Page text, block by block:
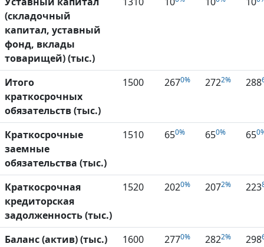
(складочный
капитал, уставный
фонд, вклады
товарищей) (тыс.)
Итого
краткосрочных
обязательств (тыс.)
1500 2670% 2722% 288
Краткосрочные
заемные
обязательства (тыс.)
1510 650% 650% 65
Краткосрочная
кредиторская
задолженность (тыс.)
1520 2020% 2072% 223
Баланс (актив) (тыс.) 1600 2770% 2822% 298